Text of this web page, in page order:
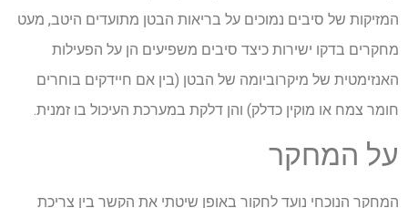
המזיקות של סיבים נמוכים על בריאות הבטן מתועדים היטב, מעט
מחקרים בדקו ישירות כיצד סיבים משפיעים הן על הפעילות
האנזימטית של מיקרוביומה של הבטן (בין אם חיידקים בוחרים
חומר צמח או מוקין כדלק) והן דלקת במערכת העיכול בו זמנית.
על המחקר
המחקר הנוכחי נועד לחקור באופן שיטתי את הקשר בין צריכת